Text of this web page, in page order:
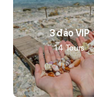
3 đảo VIP
14 Tours